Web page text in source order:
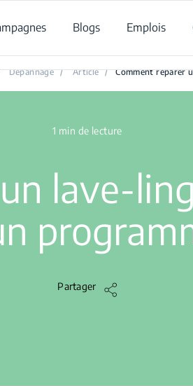
Blogs Emplois
Dépannage / Article / Comment réparer
1 min de lecture
lave-
Partager
un lave-linge qui ne démarre pas un